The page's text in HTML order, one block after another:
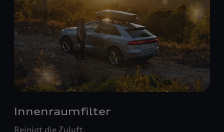
Innenraumfilter
Reinigt die Zuluft.